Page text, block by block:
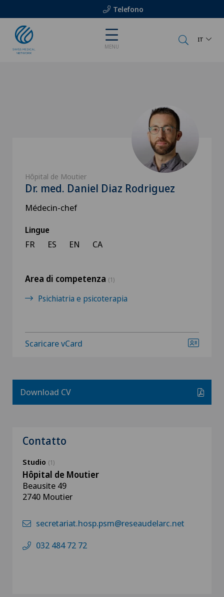
Telefono
MENU
IT
Hôpital de Moutier
Dr. med. Daniel Diaz Rodriguez
Médecin-chef
Lingue
FR ES EN CA
Area di competenza (1)
Psichiatria e psicoterapia
Scaricare vCard
Download CV
Contatto
Studio (1)
Hôpital de Moutier
Beausite 49
2740 Moutier
secretariat.hosp.psm@reseaudelarc.net
032 484 72 72